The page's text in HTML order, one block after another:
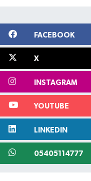
FACEBOOK
X
INSTAGRAM
YOUTUBE
LINKEDIN
05405114777